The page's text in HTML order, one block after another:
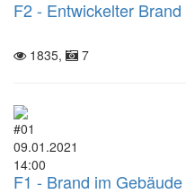
F2 - Entwickelter
1835, 7
#01
09.01.2021
14:00
F1 - Brand im